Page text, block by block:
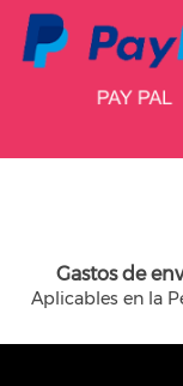
Gastos de
Aplicables en la